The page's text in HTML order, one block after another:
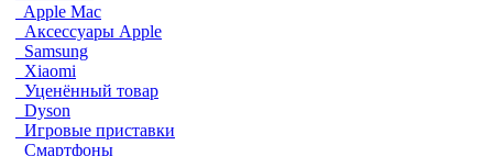
Apple Mac
Аксессуары Apple
Samsung
Xiaomi
Уценённый товар
Dyson
Игровые приставки
Смартфоны